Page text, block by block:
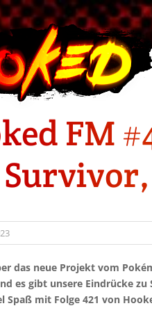
FM
das neue Projekt vom
es gibt unsere Eindrücke
Spaß mit Folge 421 von